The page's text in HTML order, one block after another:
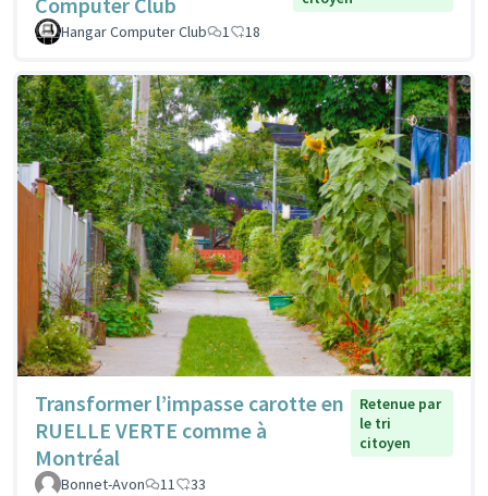
Hangar Computer Club
1 18
Transformer l’impasse carotte en
RUELLE VERTE comme à
Montréal
Retenue par
le tri
citoyen
Bonnet-Avon 11 33